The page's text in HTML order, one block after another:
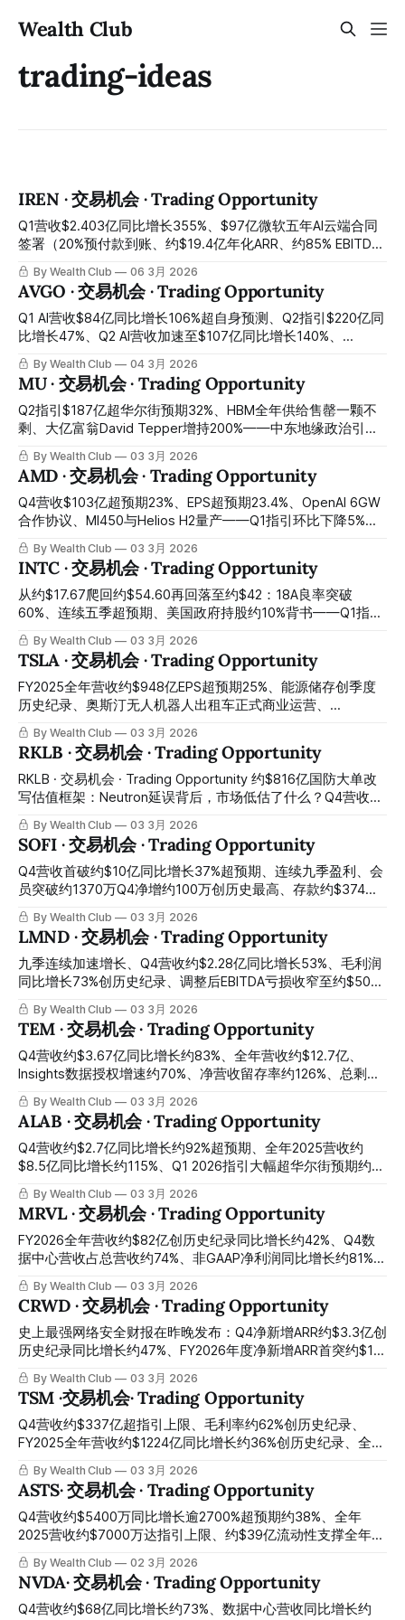
Wealth Club
trading-ideas
IREN · 交易机会 · Trading Opportunity
Q1营收$2.403亿同比增长355%、$97亿微软五年AI云端合同
签署（20%预付款到账、约$19.4亿年化ARR、约85% EBITDA
利润率）、$36亿低息GPU融资到位与微软预付款合计覆盖
95%资本支出、超$92亿融资年初至今全部到位、$28亿现金
储备、超4.5GW锁定电力储备仅需约10%即可支撑$34亿ARR
目标、140,000 GPU扩张路线图在轨、AI云端营收Q2季度环比
增长137%——Q2过渡期账面亏损以非现金项目为主引发-17%
高点回落约52%至约$37：$97亿微软合同已经签署、$19亿预
付款已经到账、Childress数据中心正在建设——市场用过渡期
账面数字折价出售了一家AI基础设施资产价值接近其今日市值
的垂直整合平台，今天是最清晰的建仓窗口 Q1 revenue
Microsoft
By Wealth Club 06 3月 2026
AVGO · 交易机会 · Trading Opportunity
Q1 AI营收$84亿同比增长106%超自身预测、Q2指引$220亿同
比增长47%、Q2 AI营收加速至$107亿同比增长140%、
Anthropic $210亿订单确认、OpenAI正式成为第六大XPU客
户、2027年AI芯片营收超$1000亿路径获CEO公开承诺——宏
观避险情绪将股价压制在$312错杀区间，今晚财报后盘后已反
弹至约$332：全球定制AI芯片最重要平台的最大入场窗口，正
是今天 Q1 AI revenue $8.4 billion up 106% year-over-year
year-over-year, Q2 AI revenue accelerating to $10.7
By Wealth Club 04 3月 2026
MU · 交易机会 · Trading Opportunity
Q2指引$187亿超华尔街预期32%、HBM全年供给售罄一颗不
剩、大亿富翁David Tepper增持200%——中东地缘政治引爆
韩国记忆体股崩跌、美股MU今日随之重挫8%：AI记忆体超级
周期最强受益者的最佳错杀入场窗口，正在今天开启 Q2
guidance $18.7 billion exceeding Wall Street expectations
by 32%, HBM full-year supply sold out not one unit
remaining, billionaire David Tepper increased holdings by
memory stock crash, U.S.-listed MU
By Wealth Club 03 3月 2026
AMD · 交易机会 · Trading Opportunity
Q4营收$103亿超预期23%、EPS超预期23.4%、OpenAI 6GW
合作协议、MI450与Helios H2量产——Q1指引环比下降5%引
发盘后重挫8%、科技板块整体抛售叠加错杀：AI算力格局最重
要的第二选择，H2 2026最强营收爆发前的最佳建仓窗口正在
今天开启 Q4 revenue $10.3 billion beating expectations by
23%, EPS beating expectations by 23.4%, OpenAI 6GW
cooperation agreement, MI450 and Helios H2 mass
5% triggered after-hours
By Wealth Club 03 3月 2026
INTC · 交易机会 · Trading Opportunity
从约$17.67爬回约$54.60再回落至约$42：18A良率突破
60%、连续五季超预期、美国政府持股约10%背书——Q1指引
非GAAP盈亏平衡引发获利了结、股价从1月高点回落约23%：
半导体史上最大困境反转的主升浪中途换手洗盘，今天是最关
键的错杀建仓窗口 From approximately $17.67 climbing back
to approximately $54.60 then falling back to approximately
$42: 18A yield breaking through 60%, five consecutive
approximately 10% shareholding endorsement — Q1
guidance non-
By Wealth Club 03 3月 2026
TSLA · 交易机会 · Trading Opportunity
FY2025全年营收约$948亿EPS超预期25%、能源储存创季度
历史纪录、奥斯汀无人机器人出租车正式商业运营、
Cybercab 4月量产倒计时——EV基本盘下滑与政治争议压制
股价至约$386：物理AI时代最重要的三重催化剂全部进入倒计
时，最优入场窗口正在今天开启 FY2025 full-year revenue
approximately $94.8 billion, EPS beating expectations by
25%, energy storage creating a quarterly historical record,
commercial operations, Cybercab April mass production
countdown — EV core business decline and political
controversy
By Wealth Club 03 3月 2026
RKLB · 交易机会 · Trading Opportunity
RKLB · 交易机会 · Trading Opportunity 约$816亿国防大单改
写估值框架：Neutron延误背后，市场低估了什么？Q4营收约
$1.80亿创纪录、全年营收约$6亿同比增长38%、21次发射
100%成功率、约$18亿积压订单同比增长73%、约$8亿SDA国
防大单改写估值框架——Neutron储箱测试失败首飞延至2026
年底引发市场错误惩罚、股价从历史高点大幅回落至约$67：
市场用一次正常的硬件测试挫折，折价出售了一张同时包含
Neutron免费期权的四合一入场券 Approximately $816 million
defense contract rewriting the valuation framework: what is
the market underestimating behind the Neutron delay? Q4
revenue approximately $180 million setting
By Wealth Club 03 3月 2026
SOFI · 交易机会 · Trading Opportunity
Q4营收首破约$10亿同比增长37%超预期、连续九季盈利、会
员突破约1370万Q4净增约100万创历史最高、存款约$374
亿、2026年全年营收指引同比增长约30%、EPS指引同比增长
约54%——约$32亿融资稀释+科技板块风险规避轮动、股价
从52周高点约$33暴跌约46%至约$17：CEO昨日以约$18公开
市场买入约$100万自有资金，是过去一年首次增持，今天是
最清晰的跟随内部人建仓时刻 Q4 revenue breaking
year beating expectations, nine consecutive quarters of
profitability, members exceeding approximately 13.7 million
with
By Wealth Club 03 3月 2026
LMND · 交易机会 · Trading Opportunity
九季连续加速增长、Q4营收约$2.28亿同比增长53%、毛利润
同比增长73%创历史纪录、调整后EBITDA亏损收窄至约$500
万距盈亏平衡仅一步之遥、2026年Q4 EBITDA转正承诺、全球
首款自动驾驶汽车保险发布——盘前飙升逾11%后获利回吐叠
加宏观压制、股价从约$74高点回落逾三成至约$49：全球最
强保险科技季报的最不理性市场反应，今天是最清晰的非对称
建仓窗口 Nine consecutive quarters of accelerating growth,
year, gross profit up 73% year-over-year setting a historical
record, adjusted EBITDA loss narrowing to
By Wealth Club 03 3月 2026
TEM · 交易机会 · Trading Opportunity
Q4营收约$3.67亿同比增长约83%、全年营收约$12.7亿、
Insights数据授权增速约70%、净营收留存率约126%、总剩余
合同价值突破约$11亿、现金约$7.6亿、2026年首次正调整后
EBITDA指引、今日刚宣布与默克建立AI精准医疗合作——摩根
士丹利目标价下调引发情绪压制、股价回落至约$52：Cathie
Wood ARK昨日单日大举买入、机构多空对峙创造罕见价格错
位，临床AI数据基础设施最深护城河的最清晰建仓窗口今天正
approximately 83% year-over-year, full-year revenue
approximately $1.27 billion, Insights data licensing growth
rate approximately 70%, net revenue
By Wealth Club 03 3月 2026
ALAB · 交易机会 · Trading Opportunity
Q4营收约$2.7亿同比增长约92%超预期、全年2025营收约
$8.5亿同比增长约115%、Q1 2026指引大幅超华尔街预期约
15%、Scorpio X系列量产正式启动、全球23位分析师零个卖
出评级——AI数据中心连接芯片唯一垂直整合平台，股价从财
报前高位大幅回落至今天约$109：CFO离职与Amazon认股权
证引发的短期情绪冲击，正在制造一个以折价买入同一家公司
的关键窗口 Q4 revenue approximately $270 million up
full-year 2025 revenue approximately $850 million up
approximately 115% year-over-year, Q1 2026 guidance
significantly exceeding Wall Street
By Wealth Club 03 3月 2026
MRVL · 交易机会 · Trading Opportunity
FY2026全年营收约$82亿创历史纪录同比增长约42%、Q4数
据中心营收占总营收约74%、非GAAP净利润同比增长约81%、
FY2026设计赢单创历史纪录、管理层承诺FY2027每季度营收
增速逐季加速、Q1指引超华尔街预期约6%、收购两家公司打
通光子互联完整产品栈——股价从52周高点约$113大幅回落
约34%至约$75：市场用客户集中度的结构性担忧折价出售了
定制AI芯片与光电互联两条最不可替代的AI基础设施轨道，财
revenue approximately $8.2 billion setting a historical
record up approximately 42% year-over-year, Q4 data
centre revenue approximately 74% of total revenue, non-
GAAP net profit up approximately 81% year-
By Wealth Club 03 3月 2026
CRWD · 交易机会 · Trading Opportunity
史上最强网络安全财报在昨晚发布：Q4净新增ARR约$3.3亿创
历史纪录同比增长约47%、FY2026年度净新增ARR首突约$10
亿、FY2027全年营收指引约23%至24%增速、Q1管道同比增
长约49%——市场因指引未能令人震惊盘后重挫约9%：AI安全
操作系统王者的最大财报错杀窗口，正在今天开启 The
historically strongest cybersecurity earnings released last
night: Q4 net new ARR approximately $330 million setting a
FY2026 annual net new ARR breaking through approximately
$1 billion for the
By Wealth Club 03 3月 2026
TSM ·交易机会· Trading Opportunity
Q4营收约$337亿超指引上限、毛利率约62%创历史纪录、
FY2025全年营收约$1224亿同比增长约36%创历史纪录、全年
净利润约$554亿同比增长约46%创历史纪录、Q1指引同比增
长约38%、AI加速器营收五年CAGR目标上调至约55%至59%、
公司整体五年营收CAGR上调至约25%、股息同比增长约28%
——美国与以色列对伊朗军事行动引发全球科技板块情绪性抛
售、TSM单日下跌约5.5%至约$345:台积电没有一座晶圆厂位
昨天没有减少一片——距2月月营收公告仅数天、距Q1财报仅
约六周,今天是最经典的完全无关原因引发的错杀建仓窗口 Q4
revenue of approximately $33.7 billion exceeded the upper
By Wealth Club 03 3月 2026
ASTS· 交易机会 · Trading Opportunity
Q4营收约$5400万同比增长逾2700%超预期约38%、全年
2025营收约$7000万达指引上限、约$39亿流动性支撑全年发
射计划、约$12亿合同收入承诺已锁定、BlueBird 7三月即将发
射——今天约$76：EPS略超预期亏损幅度与运营成本环比上
涨引发的短期情绪下压，正在制造一个以合理价格参与全球唯
一太空直连宽带平台从建造公司向营收公司历史性转型的关键
By Wealth Club 02 3月 2026
NVDA· 交易机会 · Trading Opportunity
Q4营收约$68亿同比增长约73%、数据中心营收同比增长约